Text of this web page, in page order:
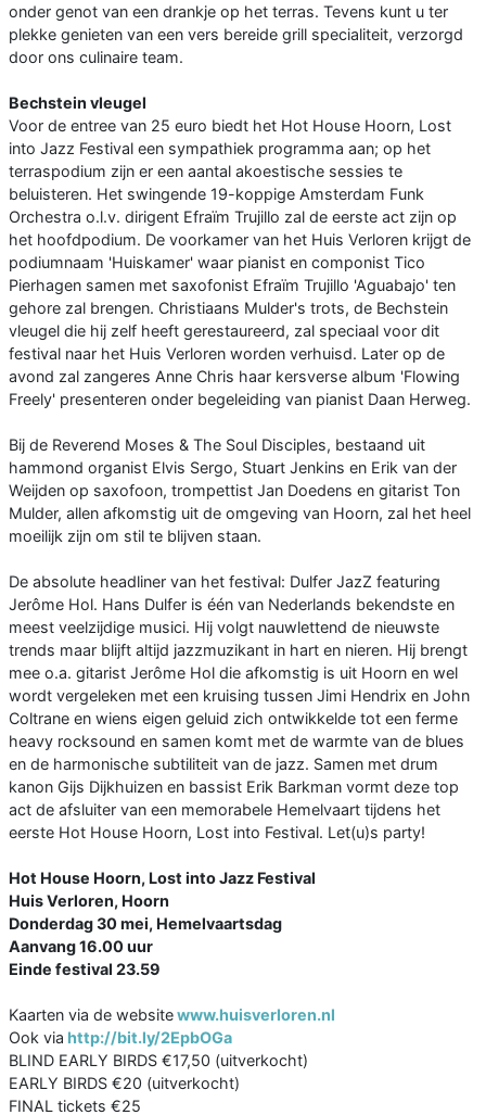
onder genot van een drankje op het terras. Tevens kunt u ter
plekke genieten van een vers bereide grill specialiteit, verzorgd
door ons culinaire team.
Bechstein vleugel
Voor de entree van 25 euro biedt het Hot House Hoorn, Lost
into Jazz Festival een sympathiek programma aan; op het
terraspodium zijn er een aantal akoestische sessies te
beluisteren. Het swingende 19-koppige Amsterdam Funk
Orchestra o.l.v. dirigent Efraïm Trujillo zal de eerste act zijn op
het hoofdpodium. De voorkamer van het Huis Verloren krijgt de
podiumnaam 'Huiskamer' waar pianist en componist Tico
Pierhagen samen met saxofonist Efraïm Trujillo 'Aguabajo' ten
gehore zal brengen. Christiaans Mulder's trots, de Bechstein
vleugel die hij zelf heeft gerestaureerd, zal speciaal voor dit
festival naar het Huis Verloren worden verhuisd. Later op de
avond zal zangeres Anne Chris haar kersverse album 'Flowing
Freely' presenteren onder begeleiding van pianist Daan Herweg.
Bij de Reverend Moses & The Soul Disciples, bestaand uit
hammond organist Elvis Sergo, Stuart Jenkins en Erik van der
Weijden op saxofoon, trompettist Jan Doedens en gitarist Ton
Mulder, allen afkomstig uit de omgeving van Hoorn, zal het heel
moeilijk zijn om stil te blijven staan.
De absolute headliner van het festival: Dulfer JazZ featuring
Jerôme Hol. Hans Dulfer is één van Nederlands bekendste en
meest veelzijdige musici. Hij volgt nauwlettend de nieuwste
trends maar blijft altijd jazzmuzikant in hart en nieren. Hij brengt
mee o.a. gitarist Jerôme Hol die afkomstig is uit Hoorn en wel
wordt vergeleken met een kruising tussen Jimi Hendrix en John
Coltrane en wiens eigen geluid zich ontwikkelde tot een ferme
heavy rocksound en samen komt met de warmte van de blues
en de harmonische subtiliteit van de jazz. Samen met drum
kanon Gijs Dijkhuizen en bassist Erik Barkman vormt deze top
act de afsluiter van een memorabele Hemelvaart tijdens het
eerste Hot House Hoorn, Lost into Festival. Let(u)s party!
Hot House Hoorn, Lost into Jazz Festival
Huis Verloren, Hoorn
Donderdag 30 mei, Hemelvaartsdag
Aanvang 16.00 uur
Einde festival 23.59
Kaarten via de websitewww.huisverloren.nl
Ook via http://bit.ly/2EpbOGa
BLIND EARLY BIRDS €17,50 (uitverkocht)
EARLY BIRDS €20 (uitverkocht)
FINAL tickets €25